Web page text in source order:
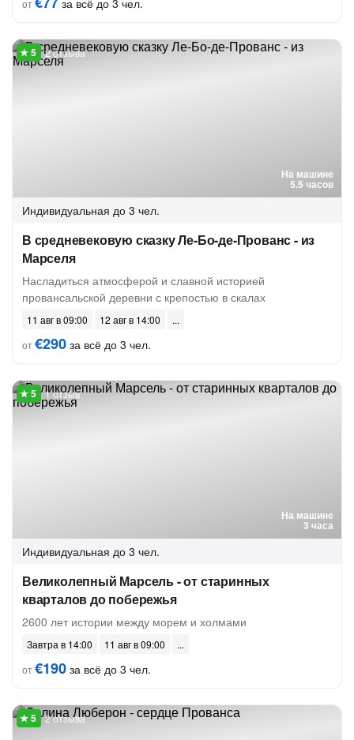
от за всё до 3 чел.
На машине
5.5 часов
2 отзыва
Индивидуальная до 3 чел.
В средневековую сказку Ле-Бо-де-Прованс - из
Марселя
Насладиться атмосферой и славной историей
провансальской деревни с крепостью в скалах
11 авг в 09:00
12 авг в 14:00
от€290 за всё до 3 чел.
На машине
3 часа
1 отзыв
Индивидуальная до 3 чел.
Великолепный Марсель - от старинных
кварталов до побережья
2600 лет истории между морем и холмами
Завтра в 14:00
11 авг в 09:00
от€190 за всё до 3 чел.
2 отзыва